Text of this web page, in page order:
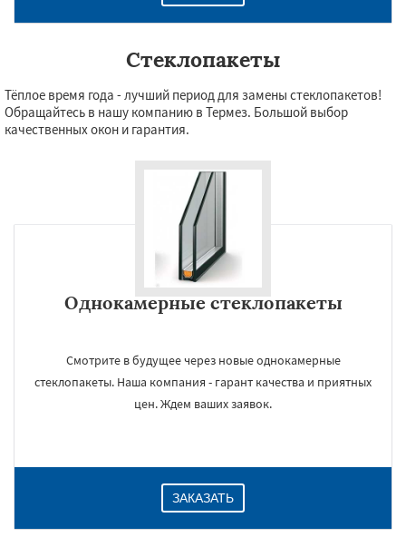
Стеклопакеты
Тёплое время года - лучший период для замены стеклопакетов!
Обращайтесь в нашу компанию в Термез. Большой выбор
качественных окон и гарантия.
Однокамерные стеклопакеты
Смотрите в будущее через новые однокамерные
стеклопакеты. Наша компания - гарант качества и приятных
цен. Ждем ваших заявок.
ЗАКАЗАТЬ
УЗНАТЬ ПОДРОБНЕЕ
Даю согласие на обработку персональных данных